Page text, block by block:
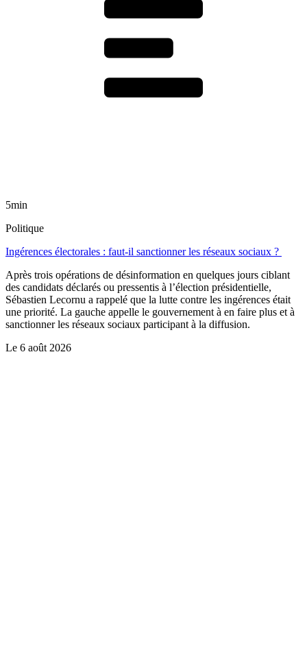
5min
Politique
Ingérences électorales : faut-il sanctionner les réseaux sociaux ?
Après trois opérations de désinformation en quelques jours ciblant
des candidats déclarés ou pressentis à l’élection présidentielle,
Sébastien Lecornu a rappelé que la lutte contre les ingérences était
une priorité. La gauche appelle le gouvernement à en faire plus et à
sanctionner les réseaux sociaux participant à la diffusion.
Le 6 août 2026